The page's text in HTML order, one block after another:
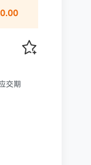

交期